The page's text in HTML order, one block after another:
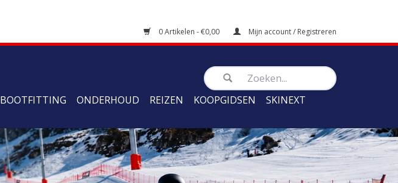
0 Artikelen - €0,00 Mijn account / Registreren
BOOTFITTING ONDERHOUD REIZEN KOOPGIDSEN SKINEXT